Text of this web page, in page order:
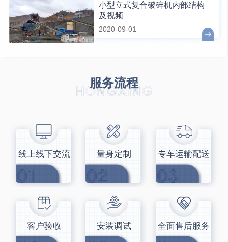
小型立式复合破碎机内部结构
及视频
2020-09-01
服务流程
线上线下交流 量身定制 专车运输配送
客户验收 安装调试 全面售后服务